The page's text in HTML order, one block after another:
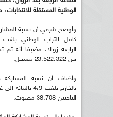
الوطنية المستقلة
وأوضح شرفي أن نسبة
بين 23.522.322 مسجل.
وأضاف أن نسبة المشاركة
بالخارج بلغت 4،9
الناخبين 38.708 مصوت.